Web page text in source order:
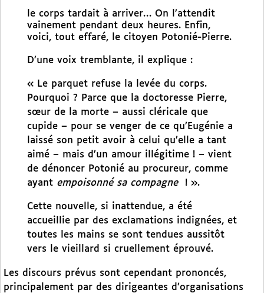
le corps tardait à arriver… On l’attendit
vainement pendant deux heures. Enfin,
voici, tout effaré, le citoyen Potonié-Pierre.
D’une voix tremblante, il explique :
« Le parquet refuse la levée du corps.
Pourquoi ? Parce que la doctoresse Pierre,
sœur de la morte – aussi cléricale que
cupide – pour se venger de ce qu’Eugénie a
laissé son petit avoir à celui qu’elle a tant
aimé – mais d’un amour illégitime ! – vient
de dénoncer Potonié au procureur, comme
ayant empoisonné sa compagne ! ».
Cette nouvelle, si inattendue, a été
accueillie par des exclamations indignées, et
toutes les mains se sont tendues aussitôt
vers le vieillard si cruellement éprouvé.
Les discours prévus sont cependant prononcés,
principalement par des dirigeantes d’organisations